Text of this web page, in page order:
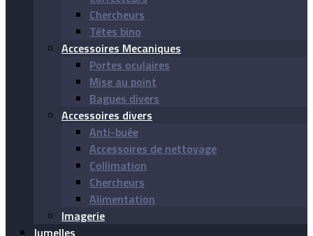
Chercheurs
Têtes bino
Accessoires Mecaniques
Portes oculaires
Mise au point
Bagues divers
Accessoires divers
Anti-buée
Accessoires de nettoyage
Collimation
Chercheurs
Alimentation
Imagerie
Jumelles